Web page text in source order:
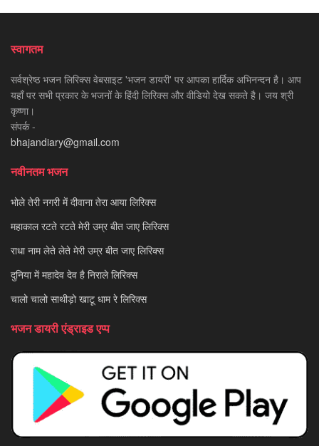
स्वागतम
सर्वश्रेष्ठ भजन लिरिक्स वेबसाइट 'भजन डायरी' पर आपका हार्दिक अभिनन्दन है। आप
यहाँ पर सभी प्रकार के भजनों के हिंदी लिरिक्स और वीडियो देख सकते है। जय श्री
कृष्णा।
संपर्क -
bhajandiary@gmail.com
नवीनतम भजन
भोले तेरी नगरी में दीवाना तेरा आया लिरिक्स
महाकाल रटते रटते मेरी उम्र बीत जाए लिरिक्स
राधा नाम लेते लेते मेरी उम्र बीत जाए लिरिक्स
दुनिया में महादेव देव है निराले लिरिक्स
चालो चालो साथीड़ो खाटू धाम रे लिरिक्स
भजन डायरी एंड्राइड एप्प